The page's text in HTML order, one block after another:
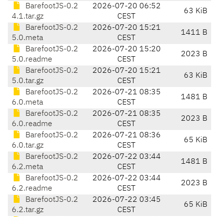
BarefootJS-0.2
4.1.tar.gz
2026-07-20 06:52
CEST
63 KiB
BarefootJS-0.2
5.0.meta
2026-07-20 15:21
CEST
1411 B
BarefootJS-0.2
5.0.readme
2026-07-20 15:20
CEST
2023 B
BarefootJS-0.2
5.0.tar.gz
2026-07-20 15:21
CEST
63 KiB
BarefootJS-0.2
6.0.meta
2026-07-21 08:35
CEST
1481 B
BarefootJS-0.2
6.0.readme
2026-07-21 08:35
CEST
2023 B
BarefootJS-0.2
6.0.tar.gz
2026-07-21 08:36
CEST
65 KiB
BarefootJS-0.2
6.2.meta
2026-07-22 03:44
CEST
1481 B
BarefootJS-0.2
6.2.readme
2026-07-22 03:44
CEST
2023 B
BarefootJS-0.2
6.2.tar.gz
2026-07-22 03:45
CEST
65 KiB